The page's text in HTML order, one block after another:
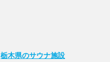
栃木県のサウナ施設